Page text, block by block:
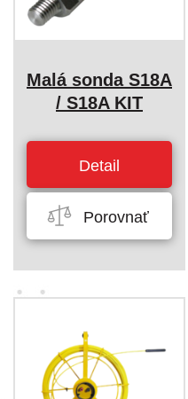
Malá sonda S18A
/ S18A KIT
Detail
Porovnať